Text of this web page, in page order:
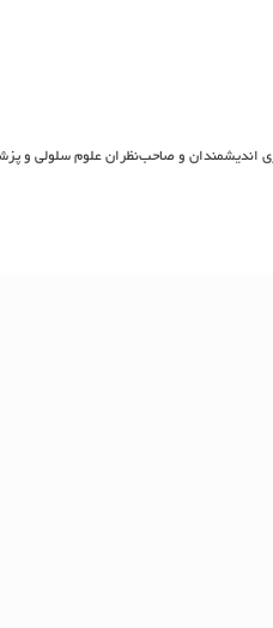
اندیشمندان و صاحب‌نظران علوم سلولی و